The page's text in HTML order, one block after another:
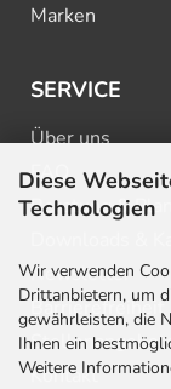
Diese
Technologien
Wir verwenden
Drittanbietern, um
gewährleisten, die
Ihnen ein
Weitere
Marken
SERVICE
Über uns
FAQ
Beratung &
Newsletter
Barrierefreiheit
Kontakt